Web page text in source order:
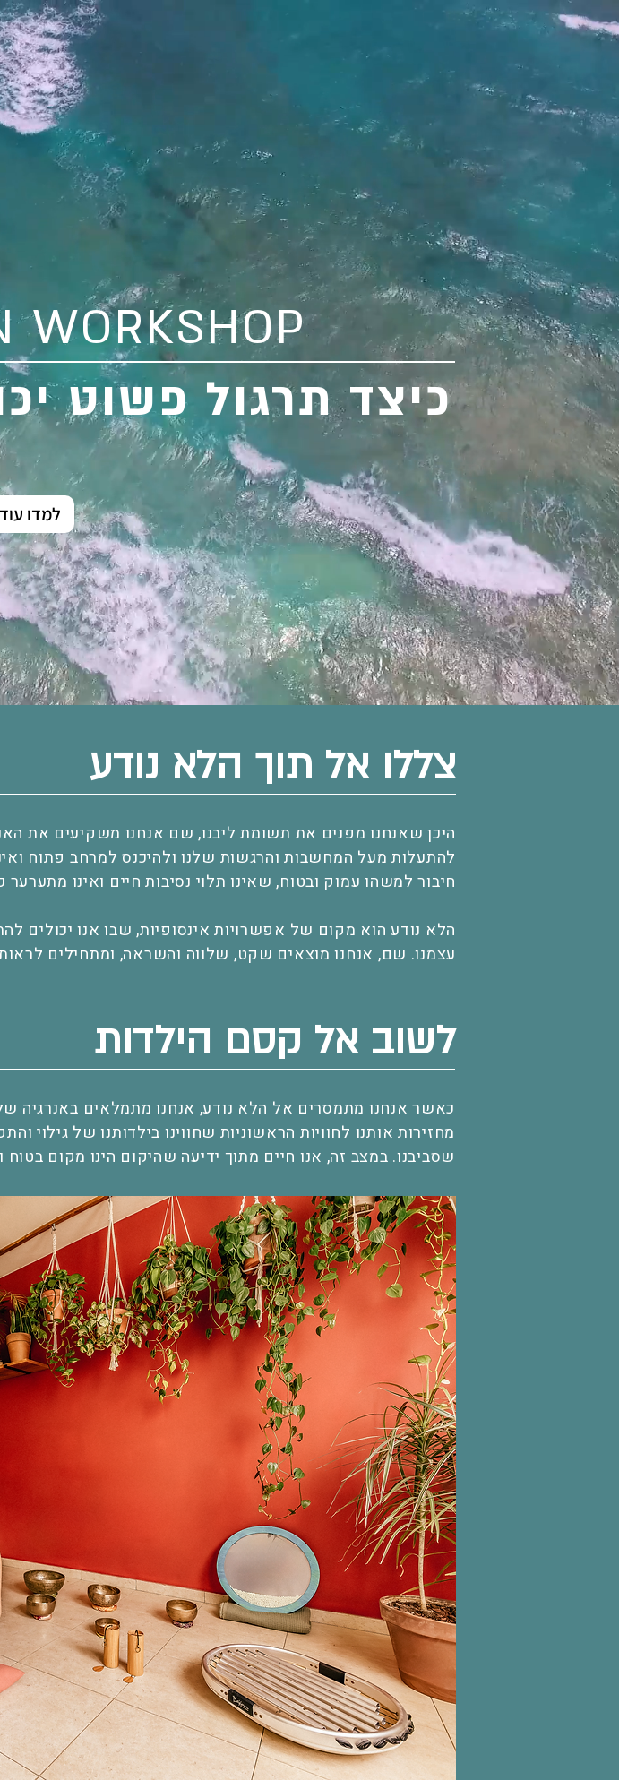
WORKSHOP
כיצד תרגול פשוט
למדו עוד
צללו אל תוך הלא נודע
היכן שאנחנו מפנים את תשומת ליבנו, שם אנחנו משקיעים את
להתעלות מעל המחשבות והרגשות שלנו ולהיכנס למרחב פתוח
חיבור למשהו עמוק ובטוח, שאינו תלוי נסיבות חיים ואינו
הלא נודע הוא מקום של אפשרויות אינסופיות, שבו אנו יכולים
עצמנו. שם, אנחנו מוצאים שקט, שלווה והשראה, ומתחילים
לשוב אל קסם הילדות
כאשר אנחנו מתמסרים אל הלא נודע, אנחנו מתמלאים באנרגיה
מחזירות אותנו לחוויות הראשוניות שחווינו בילדותנו של גילוי
שסביבנו. במצב זה, אנו חיים מתוך ידיעה שהיקום הינו מקום